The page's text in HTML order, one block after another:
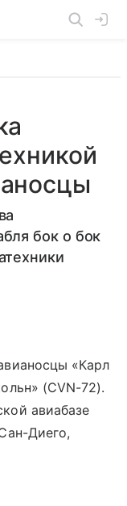
бок о бок
«Карл
(CVN-72).
авиабазе
Диего,